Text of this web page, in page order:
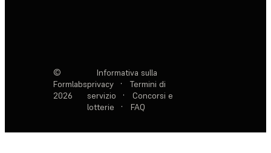
©
Formlabs
2026
Informativa sulla
privacy
·
Termini di
servizio
·
Concorsi e
lotterie
· FAQ